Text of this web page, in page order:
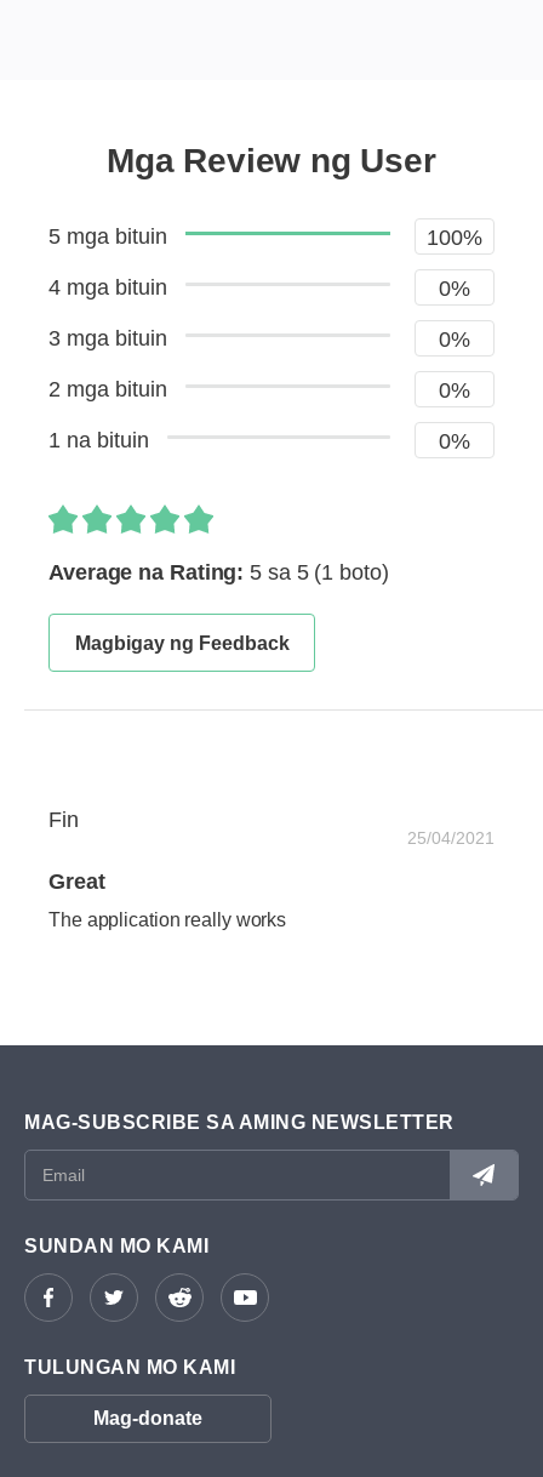
Mga Review ng User
5 mga bituin 100%
4 mga bituin 0%
3 mga bituin 0%
2 mga bituin 0%
1 na bituin 0%
Average na Rating: 5 sa 5 (1 boto)
Magbigay ng Feedback
Fin
25/04/2021
Great
The application really works
MAG-SUBSCRIBE SA AMING NEWSLETTER
SUNDAN MO KAMI
TULUNGAN MO KAMI
Mag-donate